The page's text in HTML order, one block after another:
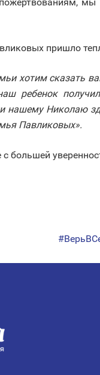
пришло
хотим сказать
ребенок
нашему Николаю
Павликовых».
с большей